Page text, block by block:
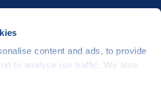
content and ads, to provide
to analyse our traffic. We also